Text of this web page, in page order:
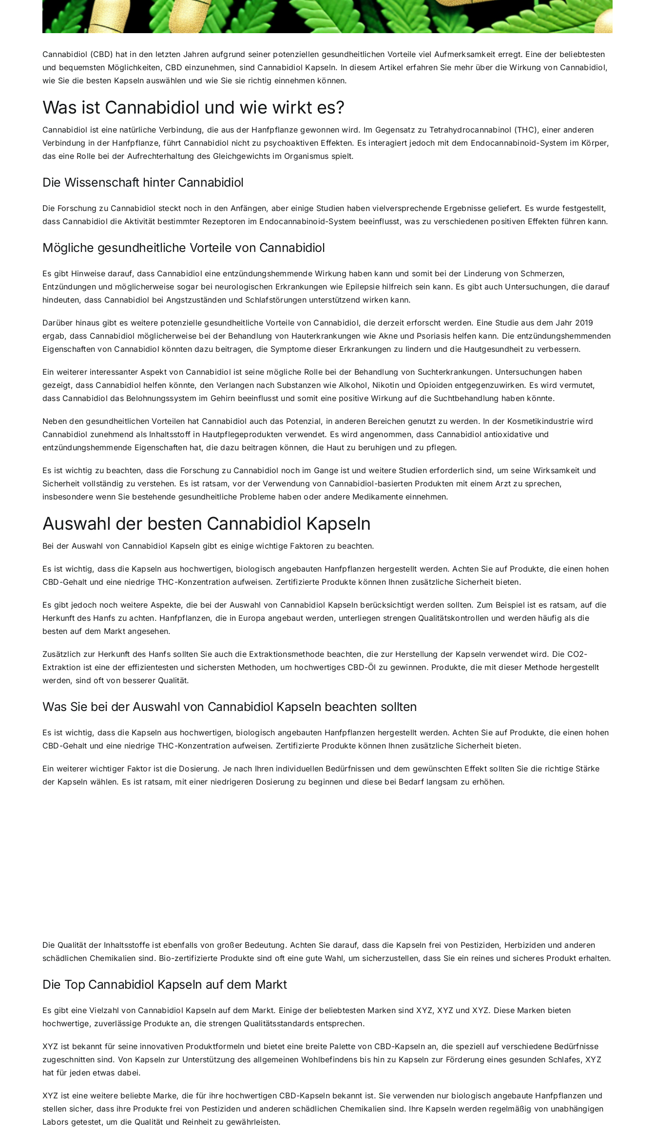
Cannabidiol (CBD) hat in den letzten Jahren aufgrund seiner potenziellen gesundheitlichen Vorteile viel Aufmerksamkeit erregt. Eine der beliebtesten
und bequemsten Möglichkeiten, CBD einzunehmen, sind Cannabidiol Kapseln. In diesem Artikel erfahren Sie mehr über die Wirkung von Cannabidiol,
wie Sie die besten Kapseln auswählen und wie Sie sie richtig einnehmen können.
Was ist Cannabidiol und wie wirkt es?
Cannabidiol ist eine natürliche Verbindung, die aus der Hanfpflanze gewonnen wird. Im Gegensatz zu Tetrahydrocannabinol (THC), einer anderen
Verbindung in der Hanfpflanze, führt Cannabidiol nicht zu psychoaktiven Effekten. Es interagiert jedoch mit dem Endocannabinoid-System im Körper,
das eine Rolle bei der Aufrechterhaltung des Gleichgewichts im Organismus spielt.
Die Wissenschaft hinter Cannabidiol
Die Forschung zu Cannabidiol steckt noch in den Anfängen, aber einige Studien haben vielversprechende Ergebnisse geliefert. Es wurde festgestellt,
dass Cannabidiol die Aktivität bestimmter Rezeptoren im Endocannabinoid-System beeinflusst, was zu verschiedenen positiven Effekten führen kann.
Mögliche gesundheitliche Vorteile von Cannabidiol
Es gibt Hinweise darauf, dass Cannabidiol eine entzündungshemmende Wirkung haben kann und somit bei der Linderung von Schmerzen,
Entzündungen und möglicherweise sogar bei neurologischen Erkrankungen wie Epilepsie hilfreich sein kann. Es gibt auch Untersuchungen, die darauf
hindeuten, dass Cannabidiol bei Angstzuständen und Schlafstörungen unterstützend wirken kann.
Darüber hinaus gibt es weitere potenzielle gesundheitliche Vorteile von Cannabidiol, die derzeit erforscht werden. Eine Studie aus dem Jahr 2019
ergab, dass Cannabidiol möglicherweise bei der Behandlung von Hauterkrankungen wie Akne und Psoriasis helfen kann. Die entzündungshemmenden
Eigenschaften von Cannabidiol könnten dazu beitragen, die Symptome dieser Erkrankungen zu lindern und die Hautgesundheit zu verbessern.
Ein weiterer interessanter Aspekt von Cannabidiol ist seine mögliche Rolle bei der Behandlung von Suchterkrankungen. Untersuchungen haben
gezeigt, dass Cannabidiol helfen könnte, den Verlangen nach Substanzen wie Alkohol, Nikotin und Opioiden entgegenzuwirken. Es wird vermutet,
dass Cannabidiol das Belohnungssystem im Gehirn beeinflusst und somit eine positive Wirkung auf die Suchtbehandlung haben könnte.
Neben den gesundheitlichen Vorteilen hat Cannabidiol auch das Potenzial, in anderen Bereichen genutzt zu werden. In der Kosmetikindustrie wird
Cannabidiol zunehmend als Inhaltsstoff in Hautpflegeprodukten verwendet. Es wird angenommen, dass Cannabidiol antioxidative und
entzündungshemmende Eigenschaften hat, die dazu beitragen können, die Haut zu beruhigen und zu pflegen.
Es ist wichtig zu beachten, dass die Forschung zu Cannabidiol noch im Gange ist und weitere Studien erforderlich sind, um seine Wirksamkeit und
Sicherheit vollständig zu verstehen. Es ist ratsam, vor der Verwendung von Cannabidiol-basierten Produkten mit einem Arzt zu sprechen,
insbesondere wenn Sie bestehende gesundheitliche Probleme haben oder andere Medikamente einnehmen.
Auswahl der besten Cannabidiol Kapseln
Bei der Auswahl von Cannabidiol Kapseln gibt es einige wichtige Faktoren zu beachten.
Es ist wichtig, dass die Kapseln aus hochwertigen, biologisch angebauten Hanfpflanzen hergestellt werden. Achten Sie auf Produkte, die einen hohen
CBD-Gehalt und eine niedrige THC-Konzentration aufweisen. Zertifizierte Produkte können Ihnen zusätzliche Sicherheit bieten.
Es gibt jedoch noch weitere Aspekte, die bei der Auswahl von Cannabidiol Kapseln berücksichtigt werden sollten. Zum Beispiel ist es ratsam, auf die
Herkunft des Hanfs zu achten. Hanfpflanzen, die in Europa angebaut werden, unterliegen strengen Qualitätskontrollen und werden häufig als die
besten auf dem Markt angesehen.
Zusätzlich zur Herkunft des Hanfs sollten Sie auch die Extraktionsmethode beachten, die zur Herstellung der Kapseln verwendet wird. Die CO2-
Extraktion ist eine der effizientesten und sichersten Methoden, um hochwertiges CBD-Öl zu gewinnen. Produkte, die mit dieser Methode hergestellt
werden, sind oft von besserer Qualität.
Was Sie bei der Auswahl von Cannabidiol Kapseln beachten sollten
Es ist wichtig, dass die Kapseln aus hochwertigen, biologisch angebauten Hanfpflanzen hergestellt werden. Achten Sie auf Produkte, die einen hohen
CBD-Gehalt und eine niedrige THC-Konzentration aufweisen. Zertifizierte Produkte können Ihnen zusätzliche Sicherheit bieten.
Ein weiterer wichtiger Faktor ist die Dosierung. Je nach Ihren individuellen Bedürfnissen und dem gewünschten Effekt sollten Sie die richtige Stärke
der Kapseln wählen. Es ist ratsam, mit einer niedrigeren Dosierung zu beginnen und diese bei Bedarf langsam zu erhöhen.
Die Qualität der Inhaltsstoffe ist ebenfalls von großer Bedeutung. Achten Sie darauf, dass die Kapseln frei von Pestiziden, Herbiziden und anderen
schädlichen Chemikalien sind. Bio-zertifizierte Produkte sind oft eine gute Wahl, um sicherzustellen, dass Sie ein reines und sicheres Produkt erhalten.
Die Top Cannabidiol Kapseln auf dem Markt
Es gibt eine Vielzahl von Cannabidiol Kapseln auf dem Markt. Einige der beliebtesten Marken sind XYZ, XYZ und XYZ. Diese Marken bieten
hochwertige, zuverlässige Produkte an, die strengen Qualitätsstandards entsprechen.
XYZ ist bekannt für seine innovativen Produktformeln und bietet eine breite Palette von CBD-Kapseln an, die speziell auf verschiedene Bedürfnisse
zugeschnitten sind. Von Kapseln zur Unterstützung des allgemeinen Wohlbefindens bis hin zu Kapseln zur Förderung eines gesunden Schlafes, XYZ
hat für jeden etwas dabei.
XYZ ist eine weitere beliebte Marke, die für ihre hochwertigen CBD-Kapseln bekannt ist. Sie verwenden nur biologisch angebaute Hanfpflanzen und
stellen sicher, dass ihre Produkte frei von Pestiziden und anderen schädlichen Chemikalien sind. Ihre Kapseln werden regelmäßig von unabhängigen
Labors getestet, um die Qualität und Reinheit zu gewährleisten.